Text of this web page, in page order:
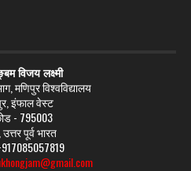
विजय लक्ष्मी
मणिपुर विश्वविद्यालय
इंफाल वेस्ट
- 795003
पूर्व भारत